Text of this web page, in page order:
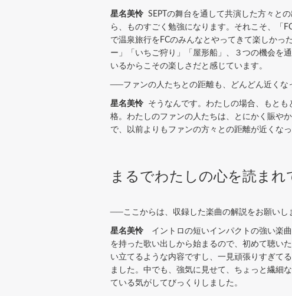
星名美怜 SEPTの舞台を通して共演した方々と
ら、ものすごく勉強になります。それこそ、「
で温泉旅行をFCのみんなとやってきて楽しかっ
ー」「いちご狩り」「屋形船」、３つの機会を
いるからこその楽しさだと感じています。
──ファンの人たちとの距離も、どんどん近くな
星名美怜 そうなんです。わたしの場合、もと
格。わたしのファンの人たちは、とにかく賑や
で、以前よりもファンの方々との距離が近くな
まるでわたしの心を読まれ
──ここからは、収録した楽曲の解説をお願いし
星名美怜 イントロの短いインパクトの強い楽
を持った歌い出しから始まるので、初めて聴い
い立てるような内容ですし、一見頑張りすぎて
ました。中でも、強気に見せて、ちょっと繊細
ている気がしてびっくりしました。